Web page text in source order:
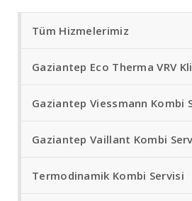
Tüm Hizmelerimiz
Gaziantep Eco Therma VRV
Gaziantep Viessmann Kombi
Gaziantep Vaillant Kombi
Termodinamik Kombi Servisi